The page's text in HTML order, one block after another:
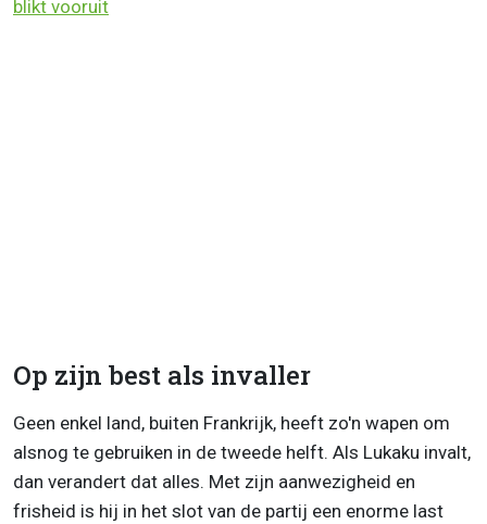
blikt vooruit
Op zijn best als invaller
Geen enkel land, buiten Frankrijk, heeft zo'n wapen om
alsnog te gebruiken in de tweede helft. Als Lukaku invalt,
dan verandert dat alles. Met zijn aanwezigheid en
frisheid is hij in het slot van de partij een enorme last